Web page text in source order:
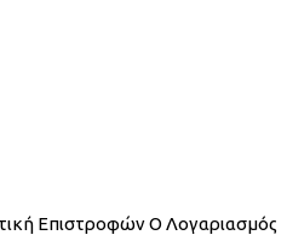
ΕπιστροφώνΟ Λογαριασμός